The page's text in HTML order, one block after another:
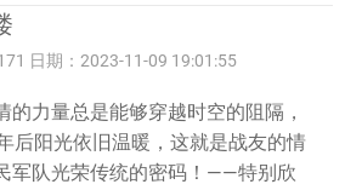
日期：2023-11-09 19:01:55
的力量总是能够穿越时空的阻隔，
后阳光依旧温暖，这就是战友的情
军队光荣传统的密码！——特别欣